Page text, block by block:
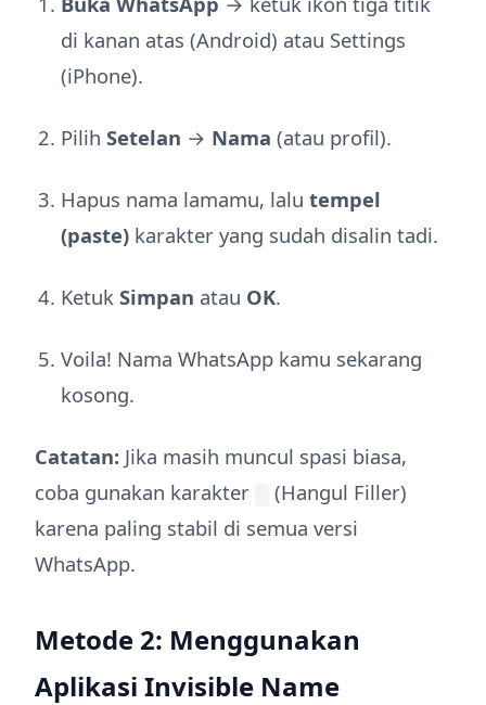
di kanan atas (Android) atau Settings
(iPhone).
Pilih Setelan → Nama (atau profil).
Hapus nama lamamu, lalu tempel
(paste) karakter yang sudah disalin tadi.
Ketuk Simpan atau OK.
Voila! Nama WhatsApp kamu sekarang
kosong.
Catatan: Jika masih muncul spasi biasa,
coba gunakan karakter
(Hangul Filler)
karena paling stabil di semua versi
WhatsApp.
Metode 2: Menggunakan
Aplikasi Invisible Name